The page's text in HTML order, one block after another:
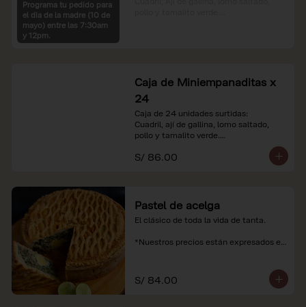
Programa tu pedido para
el dia de la madre (10 de
mayo) entre las 7:30am
y 12pm.
Caja de Miniempanaditas x
24
Caja de 24 unidades surtidas:
Cuadril, ají de gallina, lomo saltado,
pollo y tamalito verde.
*Nuestros precios están expresados en
S/ 86.00
Pastel de acelga
El clásico de toda la vida de tanta.
*Nuestros precios están expresados en
S/ 84.00